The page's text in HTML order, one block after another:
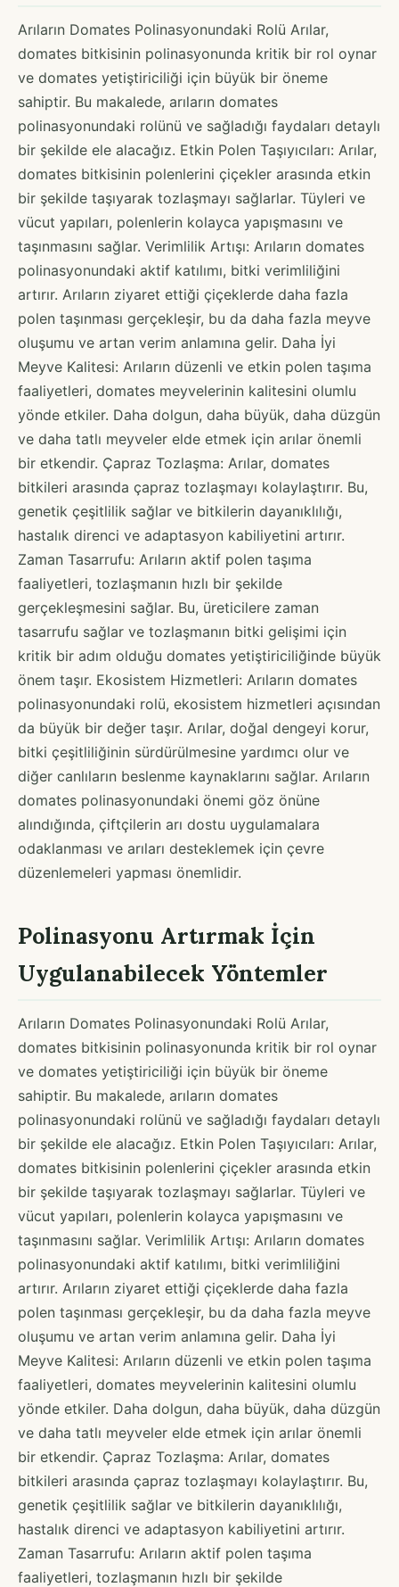
Arıların Domates Polinasyonundaki Rolü Arılar,
domates bitkisinin polinasyonunda kritik bir rol oynar
ve domates yetiştiriciliği için büyük bir öneme
sahiptir. Bu makalede, arıların domates
polinasyonundaki rolünü ve sağladığı faydaları detaylı
bir şekilde ele alacağız. Etkin Polen Taşıyıcıları: Arılar,
domates bitkisinin polenlerini çiçekler arasında etkin
bir şekilde taşıyarak tozlaşmayı sağlarlar. Tüyleri ve
vücut yapıları, polenlerin kolayca yapışmasını ve
taşınmasını sağlar. Verimlilik Artışı: Arıların domates
polinasyonundaki aktif katılımı, bitki verimliliğini
artırır. Arıların ziyaret ettiği çiçeklerde daha fazla
polen taşınması gerçekleşir, bu da daha fazla meyve
oluşumu ve artan verim anlamına gelir. Daha İyi
Meyve Kalitesi: Arıların düzenli ve etkin polen taşıma
faaliyetleri, domates meyvelerinin kalitesini olumlu
yönde etkiler. Daha dolgun, daha büyük, daha düzgün
ve daha tatlı meyveler elde etmek için arılar önemli
bir etkendir. Çapraz Tozlaşma: Arılar, domates
bitkileri arasında çapraz tozlaşmayı kolaylaştırır. Bu,
genetik çeşitlilik sağlar ve bitkilerin dayanıklılığı,
hastalık direnci ve adaptasyon kabiliyetini artırır.
Zaman Tasarrufu: Arıların aktif polen taşıma
faaliyetleri, tozlaşmanın hızlı bir şekilde
gerçekleşmesini sağlar. Bu, üreticilere zaman
tasarrufu sağlar ve tozlaşmanın bitki gelişimi için
kritik bir adım olduğu domates yetiştiriciliğinde büyük
önem taşır. Ekosistem Hizmetleri: Arıların domates
polinasyonundaki rolü, ekosistem hizmetleri açısından
da büyük bir değer taşır. Arılar, doğal dengeyi korur,
bitki çeşitliliğinin sürdürülmesine yardımcı olur ve
diğer canlıların beslenme kaynaklarını sağlar. Arıların
domates polinasyonundaki önemi göz önüne
alındığında, çiftçilerin arı dostu uygulamalara
odaklanması ve arıları desteklemek için çevre
düzenlemeleri yapması önemlidir.
Polinasyonu Artırmak İçin
Uygulanabilecek Yöntemler
Arıların Domates Polinasyonundaki Rolü Arılar,
domates bitkisinin polinasyonunda kritik bir rol oynar
ve domates yetiştiriciliği için büyük bir öneme
sahiptir. Bu makalede, arıların domates
polinasyonundaki rolünü ve sağladığı faydaları detaylı
bir şekilde ele alacağız. Etkin Polen Taşıyıcıları: Arılar,
domates bitkisinin polenlerini çiçekler arasında etkin
bir şekilde taşıyarak tozlaşmayı sağlarlar. Tüyleri ve
vücut yapıları, polenlerin kolayca yapışmasını ve
taşınmasını sağlar. Verimlilik Artışı: Arıların domates
polinasyonundaki aktif katılımı, bitki verimliliğini
artırır. Arıların ziyaret ettiği çiçeklerde daha fazla
polen taşınması gerçekleşir, bu da daha fazla meyve
oluşumu ve artan verim anlamına gelir. Daha İyi
Meyve Kalitesi: Arıların düzenli ve etkin polen taşıma
faaliyetleri, domates meyvelerinin kalitesini olumlu
yönde etkiler. Daha dolgun, daha büyük, daha düzgün
ve daha tatlı meyveler elde etmek için arılar önemli
bir etkendir. Çapraz Tozlaşma: Arılar, domates
bitkileri arasında çapraz tozlaşmayı kolaylaştırır. Bu,
genetik çeşitlilik sağlar ve bitkilerin dayanıklılığı,
hastalık direnci ve adaptasyon kabiliyetini artırır.
Zaman Tasarrufu: Arıların aktif polen taşıma
faaliyetleri, tozlaşmanın hızlı bir şekilde